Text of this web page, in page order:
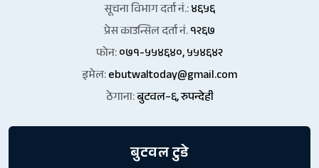
सूचना विभाग दर्ता नं.:४६५६
प्रेस काउन्सिल दर्ता नं.१२६७
फोन:०७१-५५४६४०, ५५४६४२
इमेल:ebutwaltoday@gmail.com
ठेगाना:बुटवल–६, रुपन्देही
बुटवल टुडे